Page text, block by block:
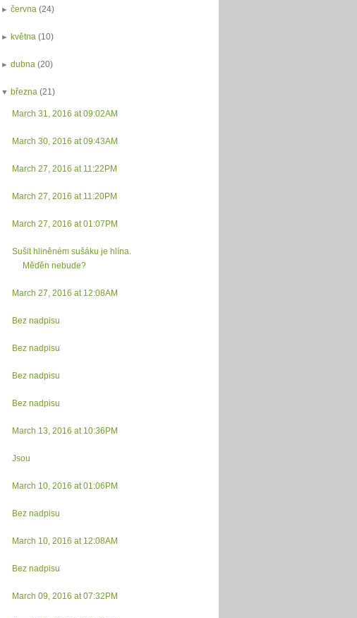
►června (24)
►května (10)
►dubna (20)
▼března (21)
March 31, 2016 at 09:02AM
March 30, 2016 at 09:43AM
March 27, 2016 at 11:22PM
March 27, 2016 at 11:20PM
March 27, 2016 at 01:07PM
Sušit hliněném sušáku je hlína.
Měďěn nebude?
March 27, 2016 at 12:08AM
Bez nadpisu
Bez nadpisu
Bez nadpisu
Bez nadpisu
March 13, 2016 at 10:36PM
Jsou
March 10, 2016 at 01:06PM
Bez nadpisu
March 10, 2016 at 12:08AM
Bez nadpisu
March 09, 2016 at 07:32PM